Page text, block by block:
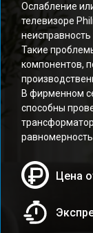
Ослабление
телевизоре
Такие
компонентов,
В фирменном
способны
Цена